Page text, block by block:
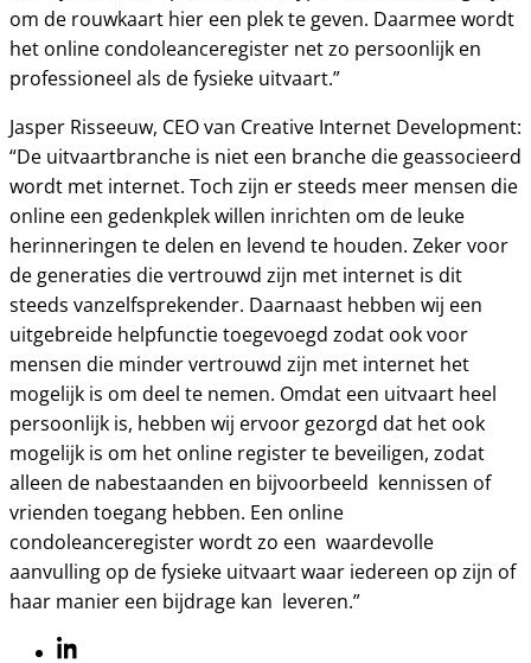
om de rouwkaart hier een plek te geven. Daarmee wordt
het online condoleanceregister net zo persoonlijk en
professioneel als de fysieke uitvaart.”
Jasper Risseeuw, CEO van Creative Internet Development:
“De uitvaartbranche is niet een branche die geassocieerd
wordt met internet. Toch zijn er steeds meer mensen die
online een gedenkplek willen inrichten om de leuke
herinneringen te delen en levend te houden. Zeker voor
de generaties die vertrouwd zijn met internet is dit
steeds vanzelfsprekender. Daarnaast hebben wij een
uitgebreide helpfunctie toegevoegd zodat ook voor
mensen die minder vertrouwd zijn met internet het
mogelijk is om deel te nemen. Omdat een uitvaart heel
persoonlijk is, hebben wij ervoor gezorgd dat het ook
mogelijk is om het online register te beveiligen, zodat
alleen de nabestaanden en bijvoorbeeld kennissen of
vrienden toegang hebben. Een online
condoleanceregister wordt zo een waardevolle
aanvulling op de fysieke uitvaart waar iedereen op zijn of
haar manier een bijdrage kan leveren.”
Linkedin